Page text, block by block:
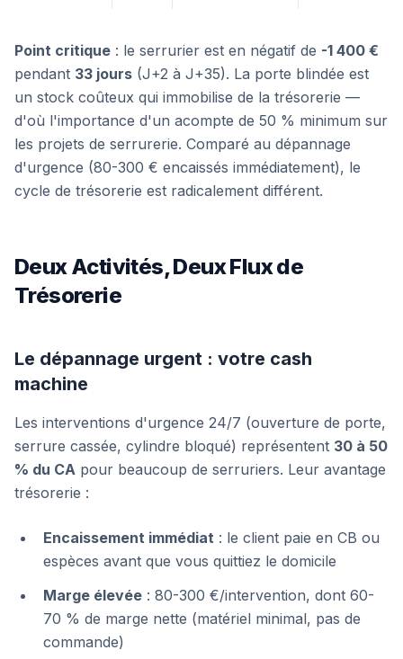
Point critique : le serrurier est en négatif de -1 400 €
pendant 33 jours (J+2 à J+35). La porte blindée est
un stock coûteux qui immobilise de la trésorerie —
d'où l'importance d'un acompte de 50 % minimum sur
les projets de serrurerie. Comparé au dépannage
d'urgence (80-300 € encaissés immédiatement), le
cycle de trésorerie est radicalement différent.
Deux Activités, Deux Flux de
Trésorerie
Le dépannage urgent : votre cash
machine
Les interventions d'urgence 24/7 (ouverture de porte,
serrure cassée, cylindre bloqué) représentent 30 à 50
% du CA pour beaucoup de serruriers. Leur avantage
trésorerie :
Encaissement immédiat : le client paie en CB ou
espèces avant que vous quittiez le domicile
Marge élevée : 80-300 €/intervention, dont 60-
70 % de marge nette (matériel minimal, pas de
commande)